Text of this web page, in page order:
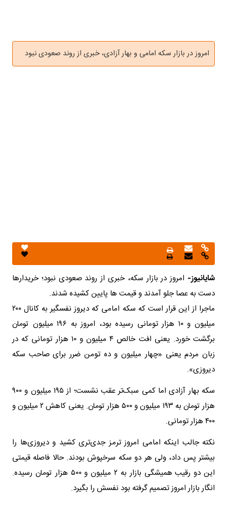
امروز در بازار سکه امامی و بهار آزادی، خبری از روند صعودی نبود
شایانیوز- امروز در بازار سکه، خبری از روند صعودی نبود؛ خریدارها
دست به عصا جلو آمدند و قیمت ها پایین کشیده شدند.
ماجرا از این قرار است که سکه امامی که دیروز نفسگیر به کانال ۲۰۰
میلیون و ۱۰ هزار تومانی رسیده بود، امروز به ۱۹۶ میلیون تومان
برگشت خورد. یعنی افت خالص ۴ میلیون و ۱۰ هزار تومانی که در
زبان مردم یعنی «چهار میلیون و ده تومن ضرر برای صاحب سکه
دیروزی».
سکه بهار آزادی اما کمی سبک‌تر عقب نشست؛ از ۱۹۵ میلیون و ۹۰۰
هزار تومان به ۱۹۳ میلیون و ۵۰۰ هزار تومان. یعنی کاهش ۲ میلیون و
۴۰۰ هزار تومانی.
نکته جالب اینکه امامی امروز ترمز جدی‌تری کشید و دیروزی‌ها را
بیشتر پس داد، ولی هر دو سکه سرخپوش بودند. حالا فاصله قیمتی
این دو رقیب همیشگی بازار به ۲ میلیون و ۵۰۰ هزار تومان رسیده.
انگار بازار امروز تصمیم گرفته بود نفسش را بگیرد.